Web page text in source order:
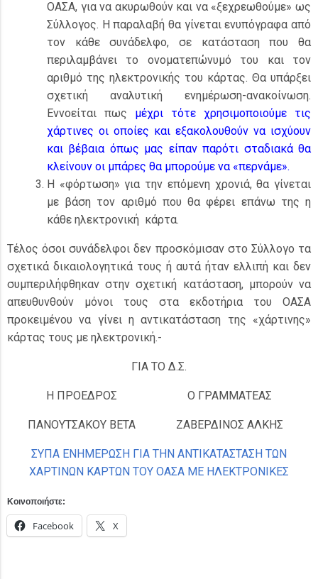
ΟΑΣΑ, για να ακυρωθούν και να «ξεχρεωθούμε» ως
Σύλλογος. Η παραλαβή θα γίνεται ενυπόγραφα από
τον κάθε συνάδελφο, σε κατάσταση που θα
περιλαμβάνει το ονοματεπώνυμό του και τον
αριθμό της ηλεκτρονικής του κάρτας. Θα υπάρξει
σχετική αναλυτική ενημέρωση-ανακοίνωση.
Εννοείται πως μέχρι τότε χρησιμοποιούμε τις
χάρτινες οι οποίες και εξακολουθούν να ισχύουν
και βέβαια όπως μας είπαν παρότι σταδιακά θα
κλείνουν οι μπάρες θα μπορούμε να «περνάμε».
Η «φόρτωση» για την επόμενη χρονιά, θα γίνεται
με βάση τον αριθμό που θα φέρει επάνω της η
κάθε ηλεκτρονική κάρτα.
Τέλος όσοι συνάδελφοι δεν προσκόμισαν στο Σύλλογο τα
σχετικά δικαιολογητικά τους ή αυτά ήταν ελλιπή και δεν
συμπεριλήφθηκαν στην σχετική κατάσταση, μπορούν να
απευθυνθούν μόνοι τους στα εκδοτήρια του ΟΑΣΑ
προκειμένου να γίνει η αντικατάσταση της «χάρτινης»
κάρτας τους με ηλεκτρονική.-
ΓΙΑ ΤΟ Δ.Σ.
Η ΠΡΟΕΔΡΟΣ
ΠΑΝΟΥΤΣΑΚΟΥ ΒΕΤΑ
Ο ΓΡΑΜΜΑΤΕΑΣ
ΖΑΒΕΡΔΙΝΟΣ ΑΛΚΗΣ
ΣΥΠΑ ΕΝΗΜΕΡΩΣΗ ΓΙΑ ΤΗΝ ΑΝΤΙΚΑΤΑΣΤΑΣΗ ΤΩΝ
ΧΑΡΤΙΝΩΝ ΚΑΡΤΩΝ ΤΟΥ ΟΑΣΑ ΜΕ ΗΛΕΚΤΡΟΝΙΚΕΣ
Κοινοποιήστε:
Facebook X